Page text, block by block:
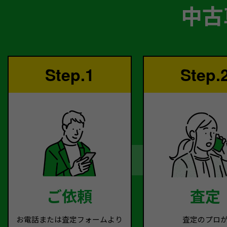
中
Step.1
ご依頼
お電話または査定フォームより
査定
査定のプロ